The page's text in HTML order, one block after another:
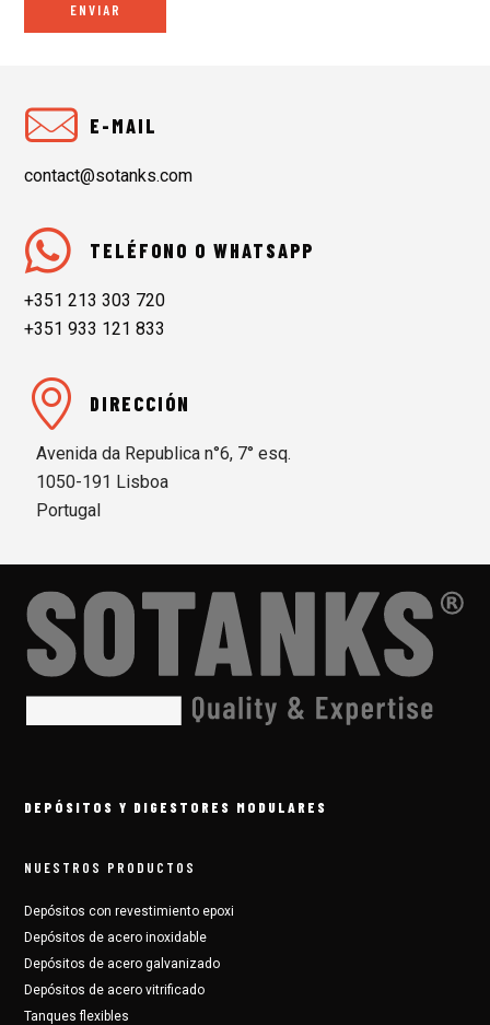
E-MAIL
contact@sotanks.com
TELÉFONO O WHATSAPP
+351 213 303 720
+351 933 121 833
DIRECCIÓN
Avenida da Republica n°6, 7° esq.
1050-191 Lisboa
Portugal
DEPÓSITOS Y DIGESTORES MODULARES
NUESTROS PRODUCTOS
Depósitos con revestimiento epoxi
Depósitos de acero inoxidable
Depósitos de acero galvanizado
Depósitos de acero vitrificado
Tanques flexibles